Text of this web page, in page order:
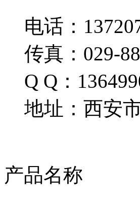
电话：
传真：029-
Q Q：
地址：西安
产品名称